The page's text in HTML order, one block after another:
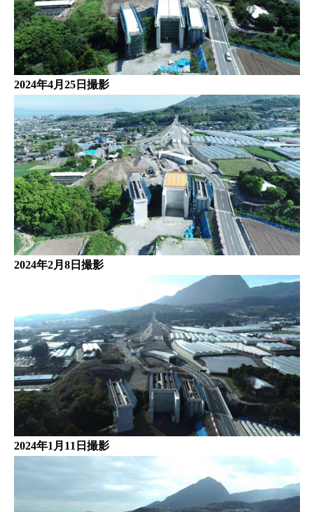
2024年4月25日撮影
2024年2月8日撮影
2024年1月11日撮影